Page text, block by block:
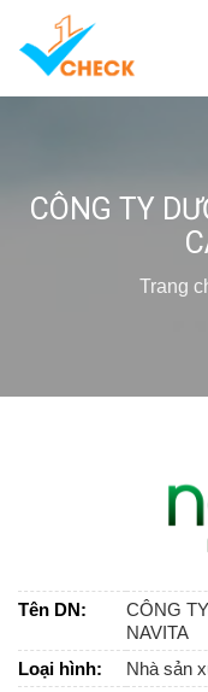
CÔNG TY
Trang
Tên DN:
CÔNG
NAVITA
Loại hình:
Nhà sản